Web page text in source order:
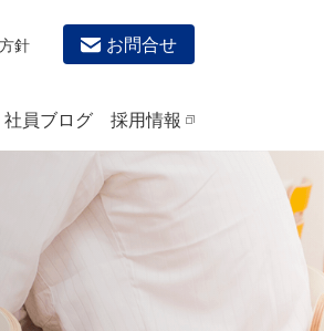
針 お問合せ
サービス
ンの制作・印刷
・印刷
社員ブログ 採用情報